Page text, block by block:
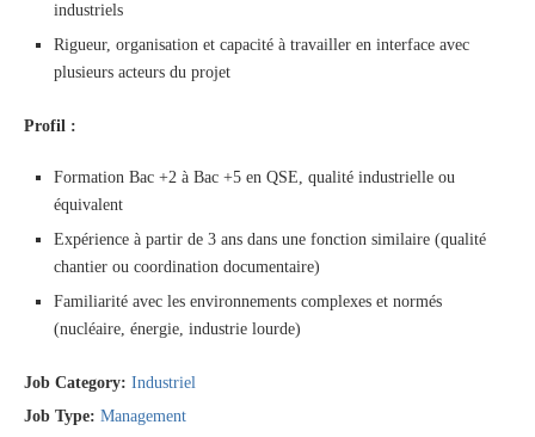
industriels
Rigueur, organisation et capacité à travailler en interface avec
plusieurs acteurs du projet
Profil :
Formation Bac +2 à Bac +5 en QSE, qualité industrielle ou
équivalent
Expérience à partir de 3 ans dans une fonction similaire (qualité
chantier ou coordination documentaire)
Familiarité avec les environnements complexes et normés
(nucléaire, énergie, industrie lourde)
Job Category: Industriel
Job Type: Management